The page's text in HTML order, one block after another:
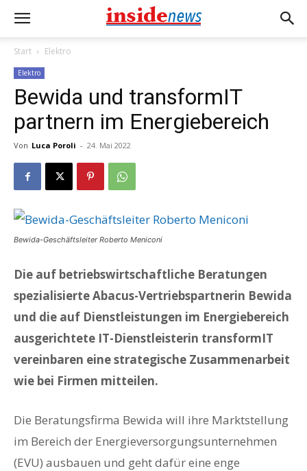
Start Elektro
Elektro
Bewida und transformIT
partnern im Energiebereich
Von Luca Poroli - 24. Mai 2022
Bewida-Geschäftsleiter Roberto Meniconi
Die auf betriebswirtschaftliche Beratungen
spezialisierte Abacus-Vertriebspartnerin Bewida
und die auf Dienstleistungen im Energiebereich
ausgerichtete IT-Dienstleisterin transformIT
vereinbaren eine strategische Zusammenarbeit
wie bei Firmen mitteilen.
Die Beratungsfirma Bewida will ihre Marktstellung
im Bereich der Energieversorgungsunternehmen
(EVU) ausbauen und geht dafür eine enge